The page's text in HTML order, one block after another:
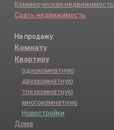
Коммерческая недвижимость
Сдать недвижимость
На продажу:
Комнату
Квартиру
однокомнатную
двухкомнатную
трехкомнатную
многокомнатную
Новостройки
Дома